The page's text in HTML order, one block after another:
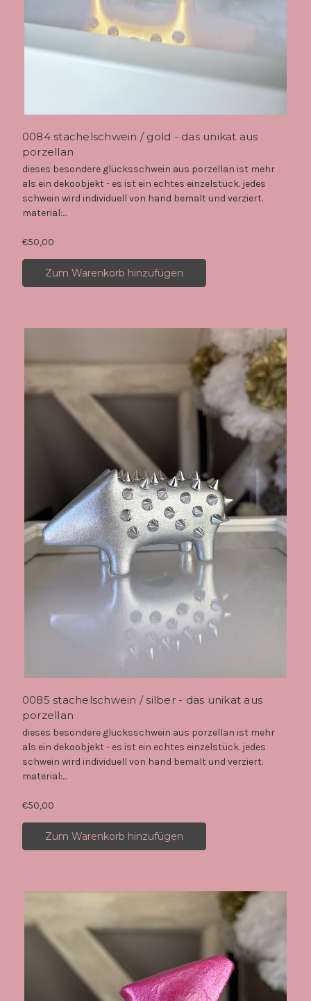
0084 stachelschwein / gold - das unikat aus
porzellan
dieses besondere glücksschwein aus porzellan ist mehr
als ein dekoobjekt - es ist ein echtes einzelstück. jedes
schwein wird individuell von hand bemalt und verziert.
material:...
€50,00
Zum Warenkorb hinzufügen
0085 stachelschwein / silber - das unikat aus
porzellan
dieses besondere glücksschwein aus porzellan ist mehr
als ein dekoobjekt - es ist ein echtes einzelstück. jedes
schwein wird individuell von hand bemalt und verziert.
material:...
€50,00
Zum Warenkorb hinzufügen